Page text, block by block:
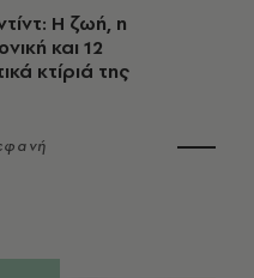
Η ζωή, η
και 12
κτίριά της